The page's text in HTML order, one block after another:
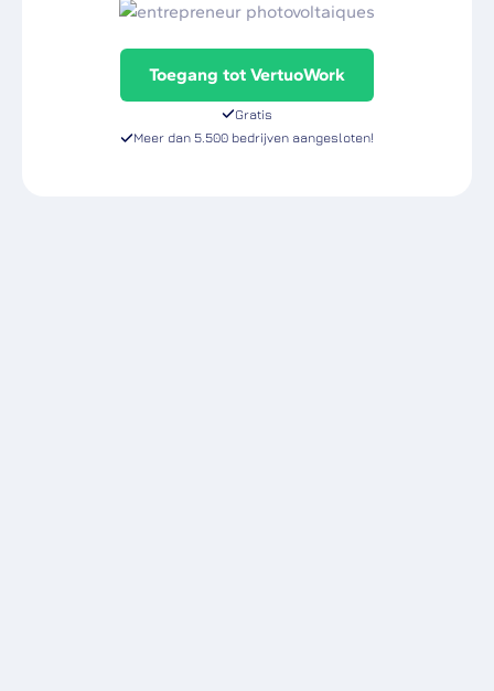
Toegang tot VertuoWork
Gratis
Meer dan 5.500 bedrijven aangesloten!